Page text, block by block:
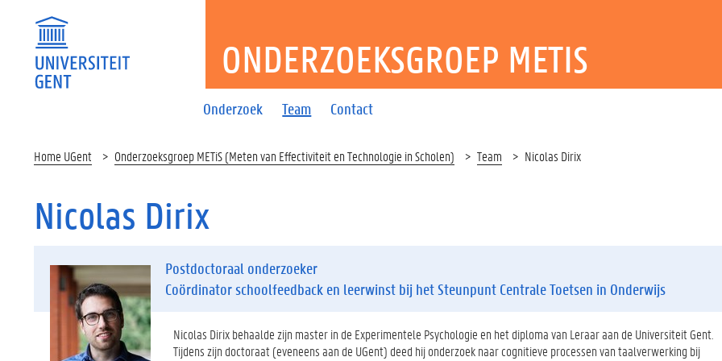
Onderzoek Team Contact
ONDERZOEKSGROEP METIS
Home UGent Onderzoeksgroep METiS (Meten van Effectiviteit en Technologie in Scholen) Team Nicolas Dirix
Nicolas Dirix
Postdoctoraal onderzoeker
Coördinator schoolfeedback en leerwinst bij het Steunpunt Centrale Toetsen in Onderwijs
Nicolas Dirix behaalde zijn master in de Experimentele Psychologie en het diploma van Leraar aan de Universiteit Gent.
Tijdens zijn doctoraat (eveneens aan de UGent) deed hij onderzoek naar cognitieve processen van taalverwerking bij